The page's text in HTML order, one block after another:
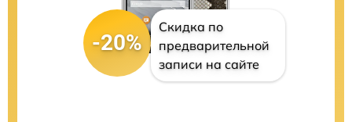
-20%
Скидка по
предварительной
записи на сайте